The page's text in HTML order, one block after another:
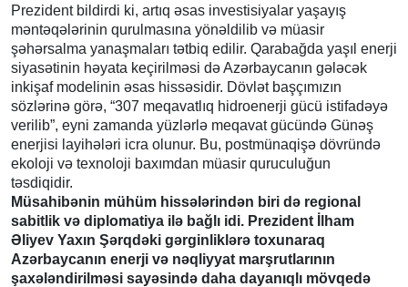
Prezident bildirdi ki, artıq əsas investisiyalar yaşayış
məntəqələrinin qurulmasına yönəldilib və müasir
şəhərsalma yanaşmaları tətbiq edilir. Qarabağda yaşıl enerji
siyasətinin həyata keçirilməsi də Azərbaycanın gələcək
inkişaf modelinin əsas hissəsidir. Dövlət başçımızın
sözlərinə görə, “307 meqavatlıq hidroenerji gücü istifadəyə
verilib”, eyni zamanda yüzlərlə meqavat gücündə Günəş
enerjisi layihələri icra olunur. Bu, postmünaqişə dövründə
ekoloji və texnoloji baxımdan müasir quruculuğun
təsdiqidir.
Müsahibənin mühüm hissələrindən biri də regional
sabitlik və diplomatiya ilə bağlı idi. Prezident İlham
Əliyev Yaxın Şərqdəki gərginliklərə toxunaraq
Azərbaycanın enerji və nəqliyyat marşrutlarının
şaxələndirilməsi sayəsində daha dayanıqlı mövqedə